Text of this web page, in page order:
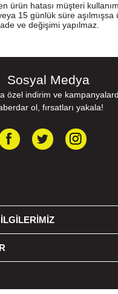
ürün hatası müşteri
15 günlük süre aşılmışsa
ve değişimi yapılmaz.
Sosyal Medya
özel indirim ve
ol, fırsatları yakala!